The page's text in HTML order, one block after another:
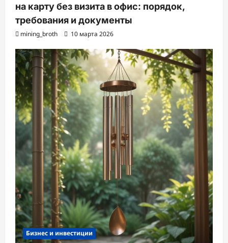
на карту без визита в офис: порядок,
требования и документы
mining_broth 10 марта 2026
Бизнес и инвестиции